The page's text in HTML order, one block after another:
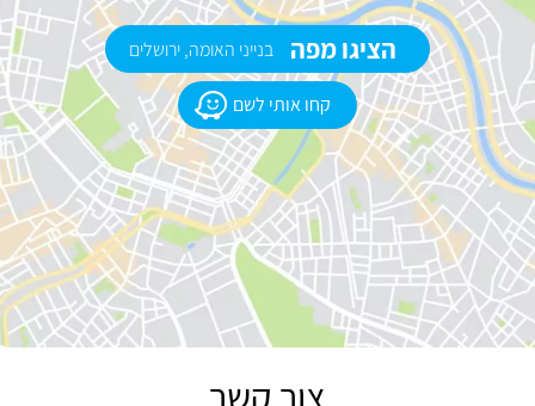
קחו אותי לשם
הציגו מפה בנייני האומה, ירושלים
צור קשר